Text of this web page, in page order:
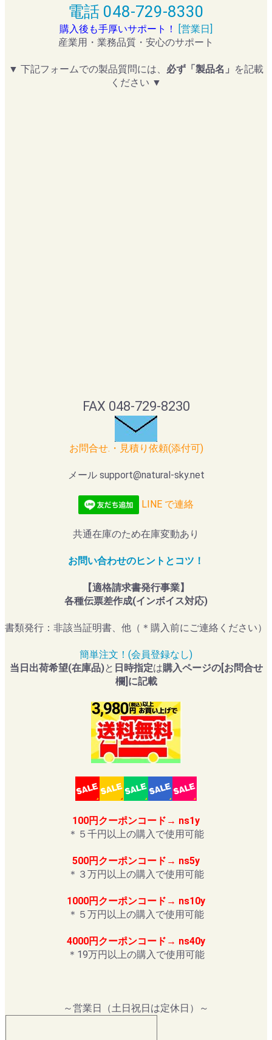
電話 048-729-8330
購入後も手厚いサポート！
[営業日]
産業用・業務品質・安心のサポート
▼ 下記フォームでの製品質問には、 必ず「製品名」 を記載
ください ▼
FAX 048-729-8230
お問合せ.・見積り依頼(添付可)
メール support@natural-sky.net
LINE で連絡
共通在庫のため在庫変動あり
お問い合わせのヒントとコツ！
【適格請求書発行事業】
各種伝票差作成(インボイス対応)
書類発行：非該当証明書、他（＊購入前にご連絡ください）
簡単注文！(会員登録なし)
当日出荷希望(在庫品)と 日時指定は購入ページの[お問合せ
欄]に記載
100円クーポンコード→ ns1y
＊５千円以上の購入で使用可能
500円クーポンコード→ ns5y
＊３万円以上の購入で使用可能
1000円クーポンコード→ ns10y
＊５万円以上の購入で使用可能
4000円クーポンコード→ ns40y
＊19万円以上の購入で使用可能
～営業日（土日祝日は定休日）～